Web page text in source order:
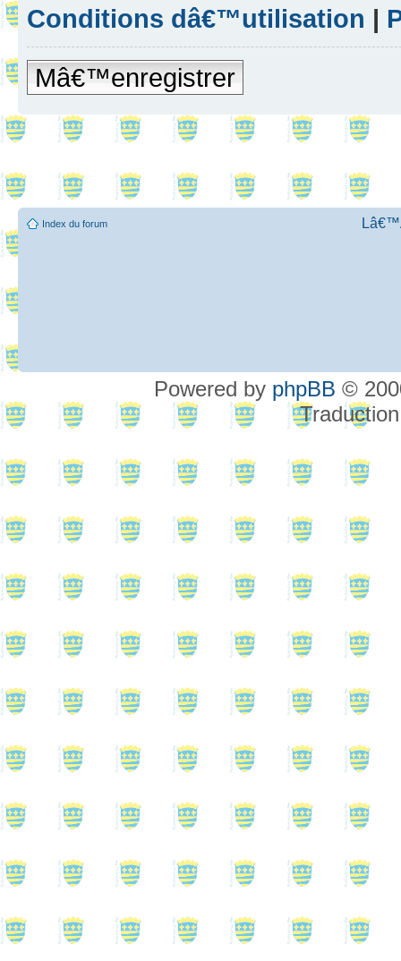
Conditions dâ€™utilisation |
Mâ€™enregistrer
Index du forum
Powered by phpBB ©